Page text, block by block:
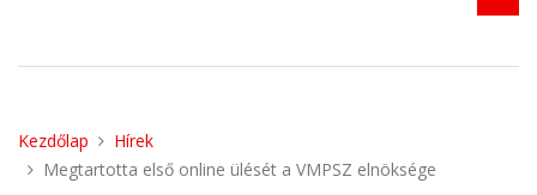
Kezdőlap
Hírek
Megtartotta első online ülését a VMPSZ elnöksége